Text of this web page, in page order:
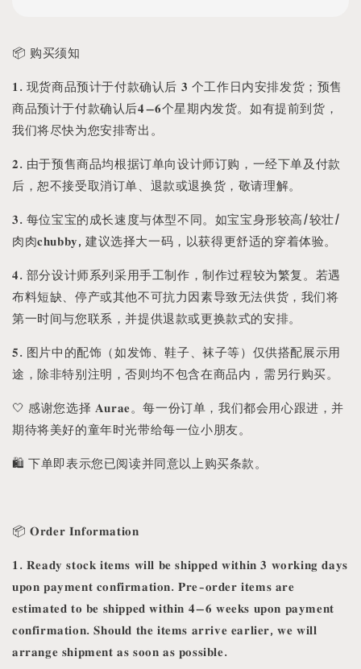
📦 购买须知
𝟏. 现货商品预计于付款确认后 𝟑 个工作日内安排发货；预售
商品预计于付款确认后𝟒–𝟔个星期内发货。如有提前到货，
我们将尽快为您安排寄出。
𝟐. 由于预售商品均根据订单向设计师订购，一经下单及付款
后，恕不接受取消订单、退款或退换货，敬请理解。
𝟑. 每位宝宝的成长速度与体型不同。如宝宝身形较高/较壮/
肉肉𝐜𝐡𝐮𝐛𝐛𝐲, 建议选择大一码，以获得更舒适的穿着体验。
𝟒. 部分设计师系列采用手工制作，制作过程较为繁复。若遇
布料短缺、停产或其他不可抗力因素导致无法供货，我们将
第一时间与您联系，并提供退款或更换款式的安排。
𝟓. 图片中的配饰（如发饰、鞋子、袜子等）仅供搭配展示用
途，除非特别注明，否则均不包含在商品内，需另行购买。
🤍 感谢您选择 𝐀𝐮𝐫𝐚𝐞。每一份订单，我们都会用心跟进，并
期待将美好的童年时光带给每一位小朋友。
🛍️ 下单即表示您已阅读并同意以上购买条款。
📦 𝐎𝐫𝐝𝐞𝐫 𝐈𝐧𝐟𝐨𝐫𝐦𝐚𝐭𝐢𝐨𝐧
𝟏. 𝐑𝐞𝐚𝐝𝐲 𝐬𝐭𝐨𝐜𝐤 𝐢𝐭𝐞𝐦𝐬 𝐰𝐢𝐥𝐥 𝐛𝐞 𝐬𝐡𝐢𝐩𝐩𝐞𝐝 𝐰𝐢𝐭𝐡𝐢𝐧 𝟑 𝐰𝐨𝐫𝐤𝐢𝐧𝐠 𝐝𝐚𝐲𝐬
𝐮𝐩𝐨𝐧 𝐩𝐚𝐲𝐦𝐞𝐧𝐭 𝐜𝐨𝐧𝐟𝐢𝐫𝐦𝐚𝐭𝐢𝐨𝐧. 𝐏𝐫𝐞-𝐨𝐫𝐝𝐞𝐫 𝐢𝐭𝐞𝐦𝐬 𝐚𝐫𝐞
𝐞𝐬𝐭𝐢𝐦𝐚𝐭𝐞𝐝 𝐭𝐨 𝐛𝐞 𝐬𝐡𝐢𝐩𝐩𝐞𝐝 𝐰𝐢𝐭𝐡𝐢𝐧 𝟒–𝟔 𝐰𝐞𝐞𝐤𝐬 𝐮𝐩𝐨𝐧 𝐩𝐚𝐲𝐦𝐞𝐧𝐭
𝐜𝐨𝐧𝐟𝐢𝐫𝐦𝐚𝐭𝐢𝐨𝐧. 𝐒𝐡𝐨𝐮𝐥𝐝 𝐭𝐡𝐞 𝐢𝐭𝐞𝐦𝐬 𝐚𝐫𝐫𝐢𝐯𝐞 𝐞𝐚𝐫𝐥𝐢𝐞𝐫, 𝐰𝐞 𝐰𝐢𝐥𝐥
𝐚𝐫𝐫𝐚𝐧𝐠𝐞 𝐬𝐡𝐢𝐩𝐦𝐞𝐧𝐭 𝐚𝐬 𝐬𝐨𝐨𝐧 𝐚𝐬 𝐩𝐨𝐬𝐬𝐢𝐛𝐥𝐞.